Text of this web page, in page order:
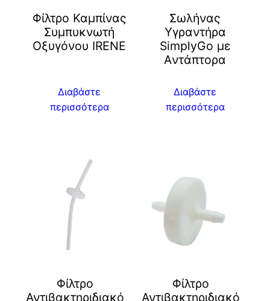
Φίλτρο Καμπίνας
Συμπυκνωτή
Οξυγόνου IRENE
Διαβάστε
περισσότερα
Σωλήνας
Υγραντήρα
SimplyGo με
Aντάπτορα
Διαβάστε
περισσότερα
Φίλτρο
Αντιβακτηριδιακό
Φίλτρο
Αντιβακτηριδιακό